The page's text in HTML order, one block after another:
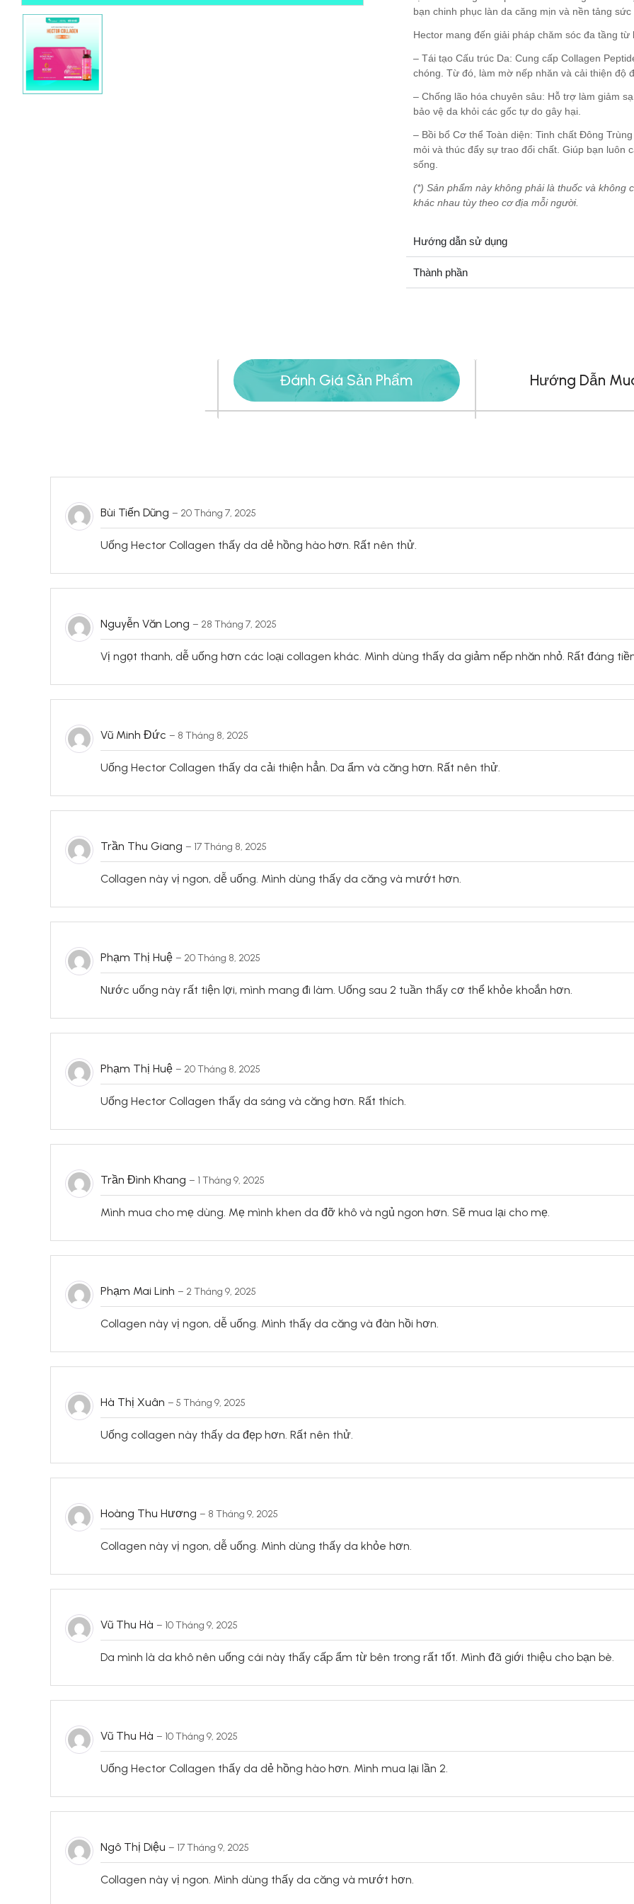
bạn chinh phục làn da căng mịn và nền tảng
Hector mang đến giải pháp chăm sóc đa tầng từ
– Tái tạo Cấu trúc Da: Cung cấp Collagen
chóng. Từ đó, làm mờ nếp nhăn và cải thiện độ
– Chống lão hóa chuyên sâu: Hỗ trợ làm giảm
bảo vệ da khỏi các gốc tự do gây hại.
– Bồi bổ Cơ thể Toàn diện: Tinh chất Đông
mỏi và thúc đẩy sự trao đổi chất. Giúp bạn luôn
sống.
(*) Sản phẩm này không phải là thuốc và không
khác nhau tùy theo cơ địa mỗi người.
Hướng dẫn sử dụng
Thành phần
Đánh Giá Sản Phẩm Hướng Dẫn
Bùi Tiến Dũng– 20 Tháng 7, 2025
Uống Hector Collagen thấy da dẻ hồng hào hơn. Rất nên thử.
Nguyễn Văn Long– 28 Tháng 7, 2025
Vị ngọt thanh, dễ uống hơn các loại collagen khác. Mình dùng thấy da giảm nếp nhăn nhỏ. Rất đáng
Vũ Minh Đức– 8 Tháng 8, 2025
Uống Hector Collagen thấy da cải thiện hẳn. Da ẩm và căng hơn. Rất nên thử.
Trần Thu Giang– 17 Tháng 8, 2025
Collagen này vị ngon, dễ uống. Mình dùng thấy da căng và mướt hơn.
Phạm Thị Huệ– 20 Tháng 8, 2025
Nước uống này rất tiện lợi, mình mang đi làm. Uống sau 2 tuần thấy cơ thể khỏe khoắn hơn.
Phạm Thị Huệ– 20 Tháng 8, 2025
Uống Hector Collagen thấy da sáng và căng hơn. Rất thích.
Trần Đình Khang– 1 Tháng 9, 2025
Mình mua cho mẹ dùng. Mẹ mình khen da đỡ khô và ngủ ngon hơn. Sẽ mua lại cho mẹ.
Phạm Mai Linh– 2 Tháng 9, 2025
Collagen này vị ngon, dễ uống. Mình thấy da căng và đàn hồi hơn.
Hà Thị Xuân– 5 Tháng 9, 2025
Uống collagen này thấy da đẹp hơn. Rất nên thử.
Hoàng Thu Hương– 8 Tháng 9, 2025
Collagen này vị ngon, dễ uống. Mình dùng thấy da khỏe hơn.
Vũ Thu Hà– 10 Tháng 9, 2025
Da mình là da khô nên uống cái này thấy cấp ẩm từ bên trong rất tốt. Mình đã giới thiệu cho bạn bè.
Vũ Thu Hà– 10 Tháng 9, 2025
Uống Hector Collagen thấy da dẻ hồng hào hơn. Mình mua lại lần 2.
Ngô Thị Diệu– 17 Tháng 9, 2025
Collagen này vị ngon. Mình dùng thấy da căng và mướt hơn.